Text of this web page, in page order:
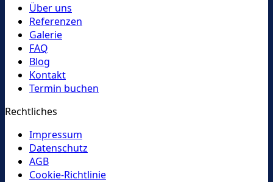
Über uns
Referenzen
Galerie
FAQ
Blog
Kontakt
Termin buchen
Rechtliches
Impressum
Datenschutz
AGB
Cookie-Richtlinie